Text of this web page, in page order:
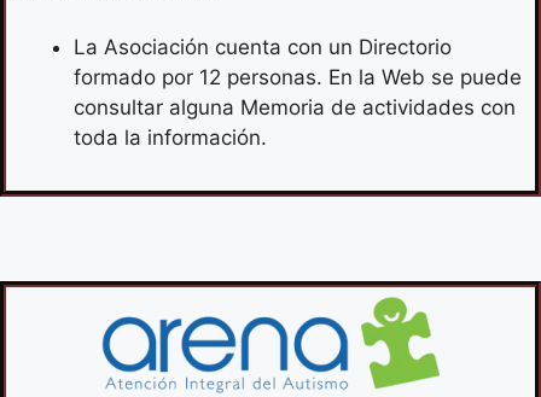
La Asociación cuenta con un Directorio
formado por 12 personas. En la Web se puede
consultar alguna Memoria de actividades con
toda la información.